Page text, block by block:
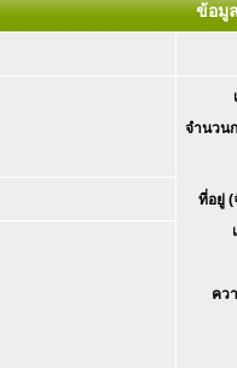
ข้อมู
จำนวน
ที่อยู่ (
คว